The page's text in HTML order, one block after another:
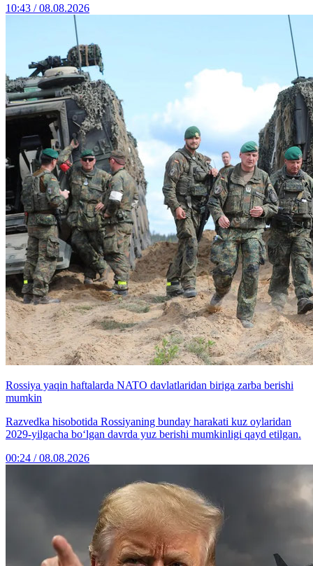
10:43 / 08.08.2026
Rossiya yaqin haftalarda NATO davlatlaridan biriga zarba berishi
mumkin
Razvedka hisobotida Rossiyaning bunday harakati kuz oylaridan
2029-yilgacha bo‘lgan davrda yuz berishi mumkinligi qayd etilgan.
00:24 / 08.08.2026